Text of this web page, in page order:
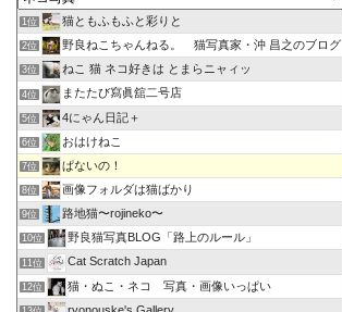
1位 猫ともふもふと彩りと
2位 野良ねこちゃんねる。 猫写真家・沖 昌之のブログ
3位 ねこ 猫 ネコ好きは とまらニャィッ
4位 またたび寫眞舘二号店
5位 4にゃん日記＋
6位 おはけねこ
7位 ぱないの！
8位 画像フォルダは猫ばかり
9位 路地猫〜rojineko〜
10位 野良猫写真BLOG「路上のルール」
11位 Cat Scratch Japan
12位 猫・ぬこ・ネコ 写真・画像いっぱい